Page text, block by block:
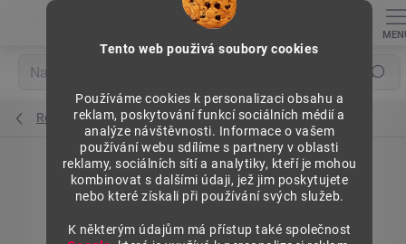
Tento web použivá soubory cookies
Používáme cookies k personalizaci obsahu a
reklam, poskytování funkcí sociálních médií a
analýze návštěvnosti. Informace o vašem
používání webu sdílíme s partnery v oblasti
reklamy, sociálních sítí a analytiky, kteří je mohou
kombinovat s dalšími údaji, jež jim poskytujete
nebo které získali při používání svých služeb.
K některým údajům má přístup také společnost
Hledat
Regály výška 2500 mm, přídavné moduly